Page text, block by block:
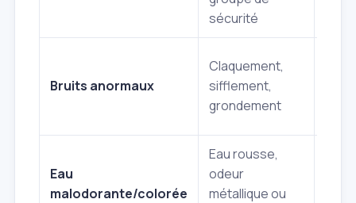
sécurité
Bruits anormaux
Claquement,
sifflement,
grondement
Eau
malodorante/colorée
Eau rousse,
odeur
métallique ou